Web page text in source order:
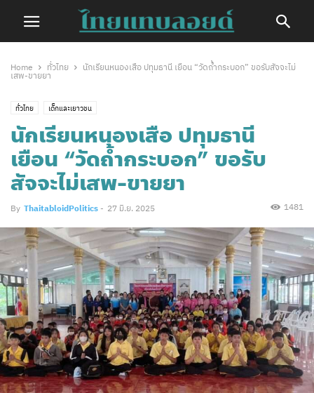
Home ทั่วไทย
นักเรียนหนองเสือ ปทุมธานี เยือน “วัดถ้ำกระบอก” ขอรับสัจจะไม่
เสพ-ขายยา
ทั่วไทย เด็กและเยาวชน
นักเรียนหนองเสือ ปทุมธานี
เยือน “วัดถ้ำกระบอก” ขอรับ
สัจจะไม่เสพ-ขายยา
By ThaitabloidPolitics - 27 มิ.ย. 2025 1481